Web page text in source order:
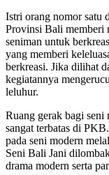
Istri orang nomor satu
Provinsi Bali memberi
seniman untuk
yang memberi
berkreasi. Jika dilihat
kegiatannya
leluhur.
Ruang gerak bagi seni
sangat terbatas di
pada seni modern
Seni Bali Jani
drama modern serta